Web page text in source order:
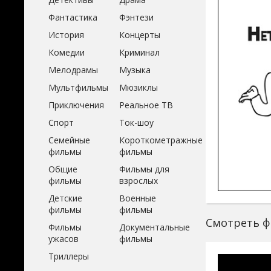
Смотреть
Фантастика
Фэнтези
История
Концерты
Комедии
Криминал
Мелодрамы
Музыка
Мультфильмы
Мюзиклы
Приключения
Реальное ТВ
Спорт
Ток-шоу
Семейные
фильмы
Короткометражные
фильмы
Общие
фильмы
Фильмы для
взрослых
Детские
фильмы
Военные
фильмы
Фильмы
ужасов
Документальные
фильмы
Триллеры